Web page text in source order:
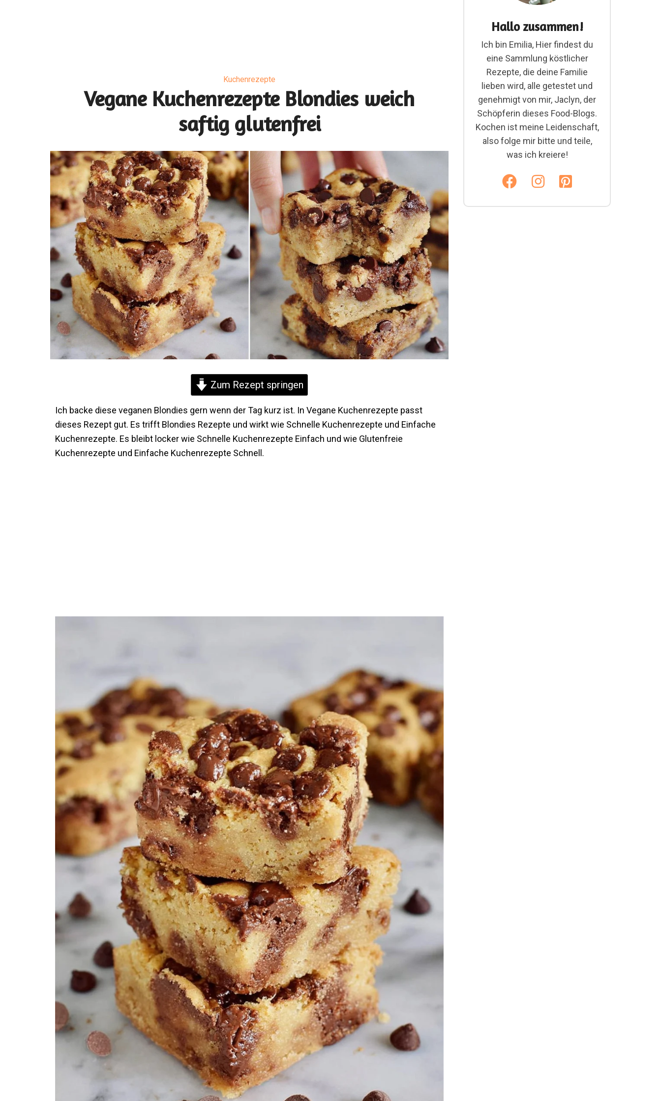
Kuchenrezepte
Vegane Kuchenrezepte Blondies weich
saftig glutenfrei
Zum Rezept springen
Ich backe diese veganen Blondies gern wenn der Tag kurz ist. In Vegane Kuchenrezepte passt
dieses Rezept gut. Es trifft Blondies Rezepte und wirkt wie Schnelle Kuchenrezepte und Einfache
Kuchenrezepte. Es bleibt locker wie Schnelle Kuchenrezepte Einfach und wie Glutenfreie
Kuchenrezepte und Einfache Kuchenrezepte Schnell.
Hallo zusammen!
Ich bin Emilia, Hier findest du
eine Sammlung köstlicher
Rezepte, die deine Familie
lieben wird, alle getestet und
genehmigt von mir, Jaclyn, der
Schöpferin dieses Food-Blogs.
Kochen ist meine Leidenschaft,
also folge mir bitte und teile,
was ich kreiere!